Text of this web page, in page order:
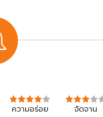
ความอร่อย
จัดจาน